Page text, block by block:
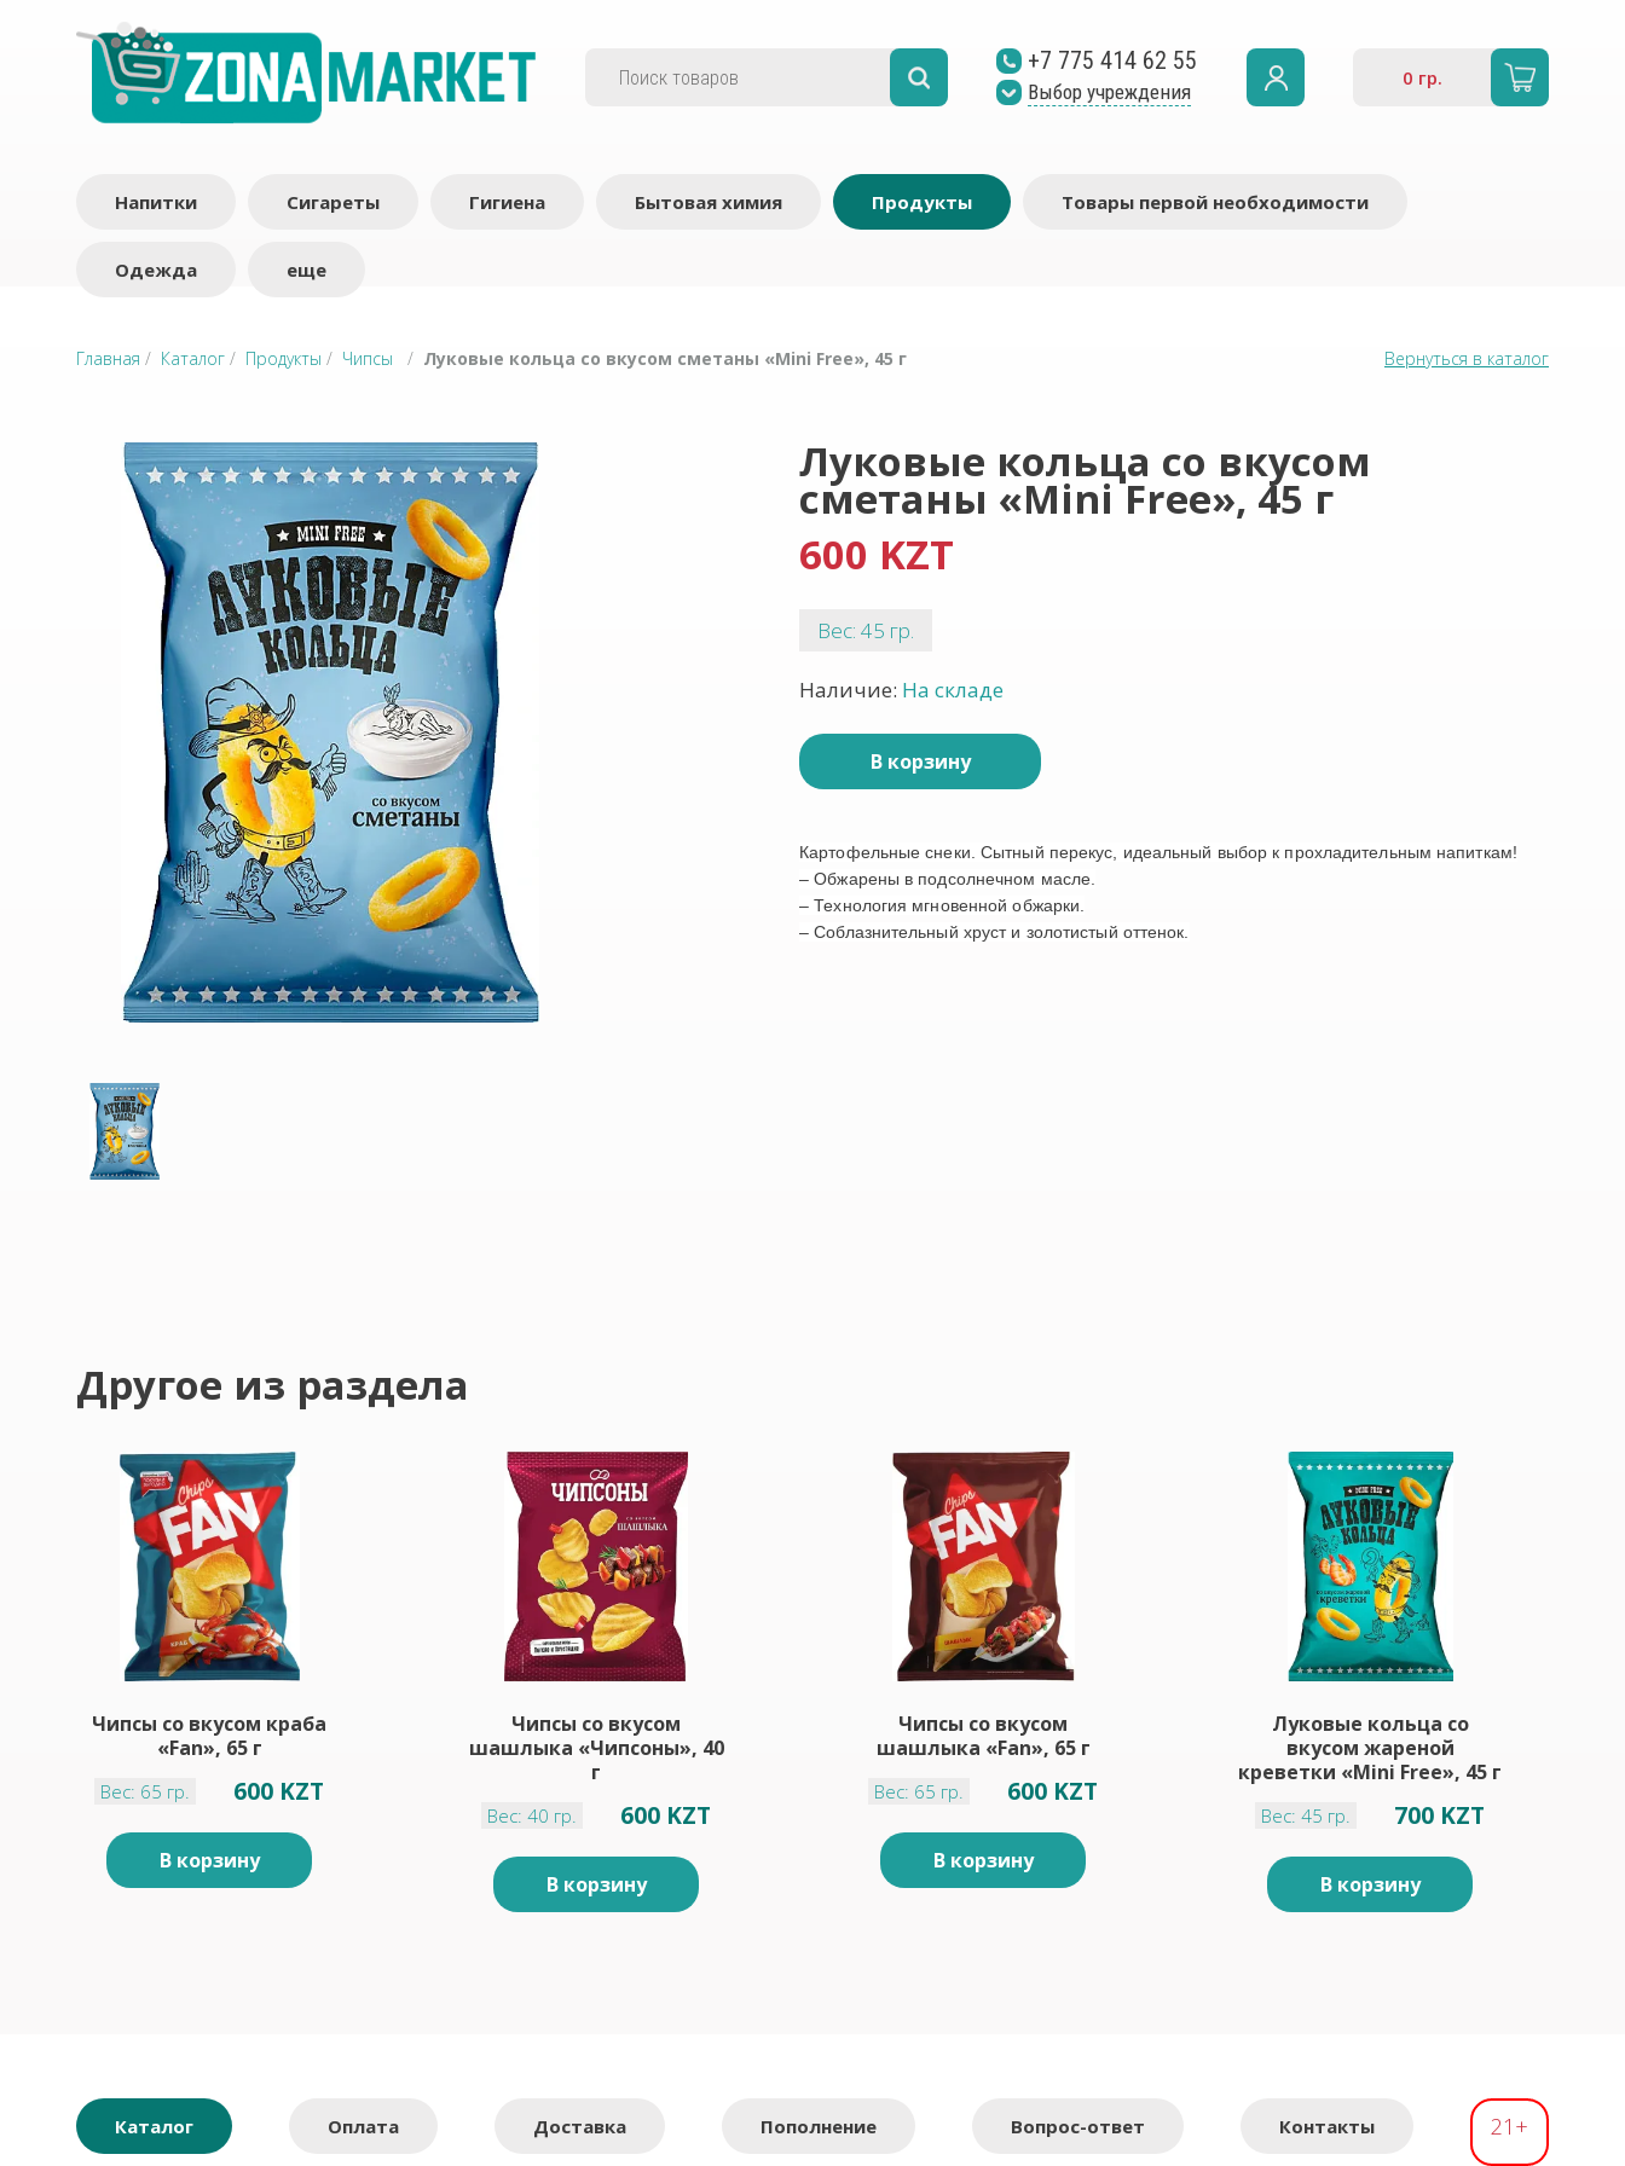
+7 775 414 62 55
Выбор учреждения
0 гр.
Напитки Сигареты Гигиена Бытовая химия Продукты Товары первой необходимости
Одежда еще
Главная / Каталог / Продукты / Чипсы / Луковые кольца со вкусом сметаны «Mini Free», 45 г Вернуться в каталог
Луковые кольца со вкусом
сметаны «Mini Free», 45 г
600 KZT
Вес: 45 гр.
Наличие: На складе
В корзину
Картофельные снеки. Сытный перекус, идеальный выбор к прохладительным напиткам!
– Обжарены в подсолнечном масле.
– Технология мгновенной обжарки.
– Соблазнительный хруст и золотистый оттенок.
Другое из раздела
Чипсы со вкусом краба
«Fan», 65 г
Вес: 65 гр. 600 KZT
В корзину
Чипсы со вкусом
шашлыка «Чипсоны», 40
г
Вес: 40 гр. 600 KZT
В корзину
Чипсы со вкусом
шашлыка «Fan», 65 г
Вес: 65 гр. 600 KZT
В корзину
Луковые кольца со
вкусом жареной
креветки «Mini Free», 45 г
Вес: 45 гр. 700 KZT
В корзину
Каталог Оплата Доставка Пополнение Вопрос-ответ Контакты 21+